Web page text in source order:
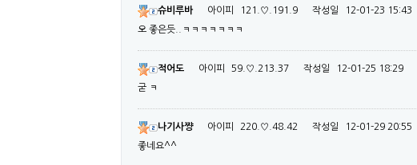
슈비루바 아이피 121.♡.191.9 작성일
12-01-23 15:43
오 좋은듯..ㅋㅋㅋㅋㅋㅋㅋ
적어도 아이피 59.♡.213.37 작성일
12-01-25 18:29
굳 ㅋ
나기사쨩 아이피 220.♡.48.42 작성일
12-01-29 20:55
좋네요^^